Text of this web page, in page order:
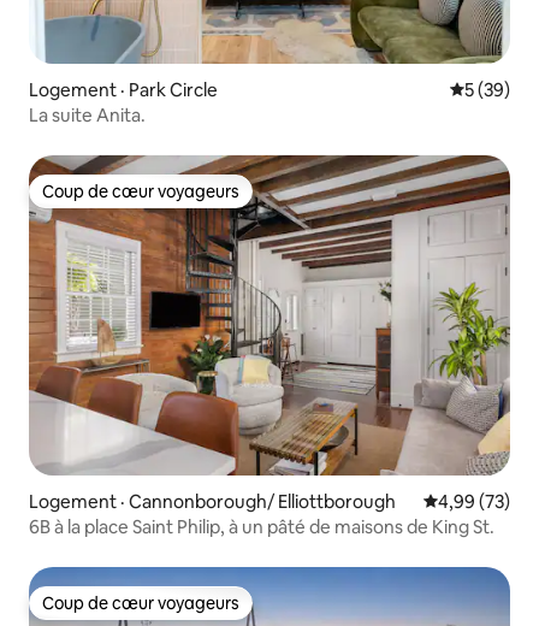
Logement · Park Circle Note
5 (39)
La suite Anita.
Coup de cœur voyageurs
Coup de cœur voyageurs
Logement · Cannonborough/ Elliottborough Note
4,99 (73)
6B à la place Saint Philip, à un pâté de maisons de King St.
Coup de cœur voyageurs
Coup de cœur voyageurs